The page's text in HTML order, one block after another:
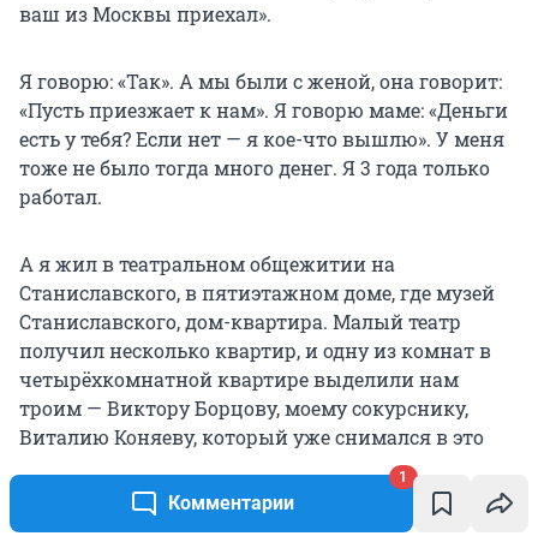
Комментарии
1
ваш из Москвы приехал».
Я говорю: «Так». А мы были с женой, она говорит:
«Пусть приезжает к нам». Я говорю маме: «Деньги
есть у тебя? Если нет — я кое-что вышлю». У меня
тоже не было тогда много денег. Я 3 года только
работал.
А я жил в театральном общежитии на
Станиславского, в пятиэтажном доме, где музей
Станиславского, дом-квартира. Малый театр
получил несколько квартир, и одну из комнат в
четырёхкомнатной квартире выделили нам
троим — Виктору Борцову, моему сокурснику,
Виталию Коняеву, который уже снимался в это